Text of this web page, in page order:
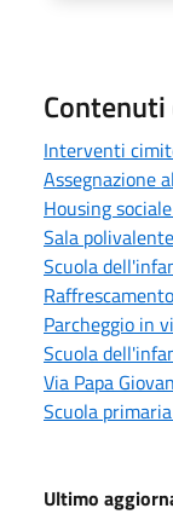
Interventi
Assegnazione
Housing
Sala
Scuola
Parcheggio in
Scuola
Via Papa
Scuola
Ultimo